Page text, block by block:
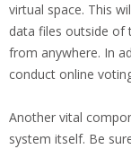
virtual space. This
data files outside of
from anywhere. In
conduct online
Another vital
system itself. Be